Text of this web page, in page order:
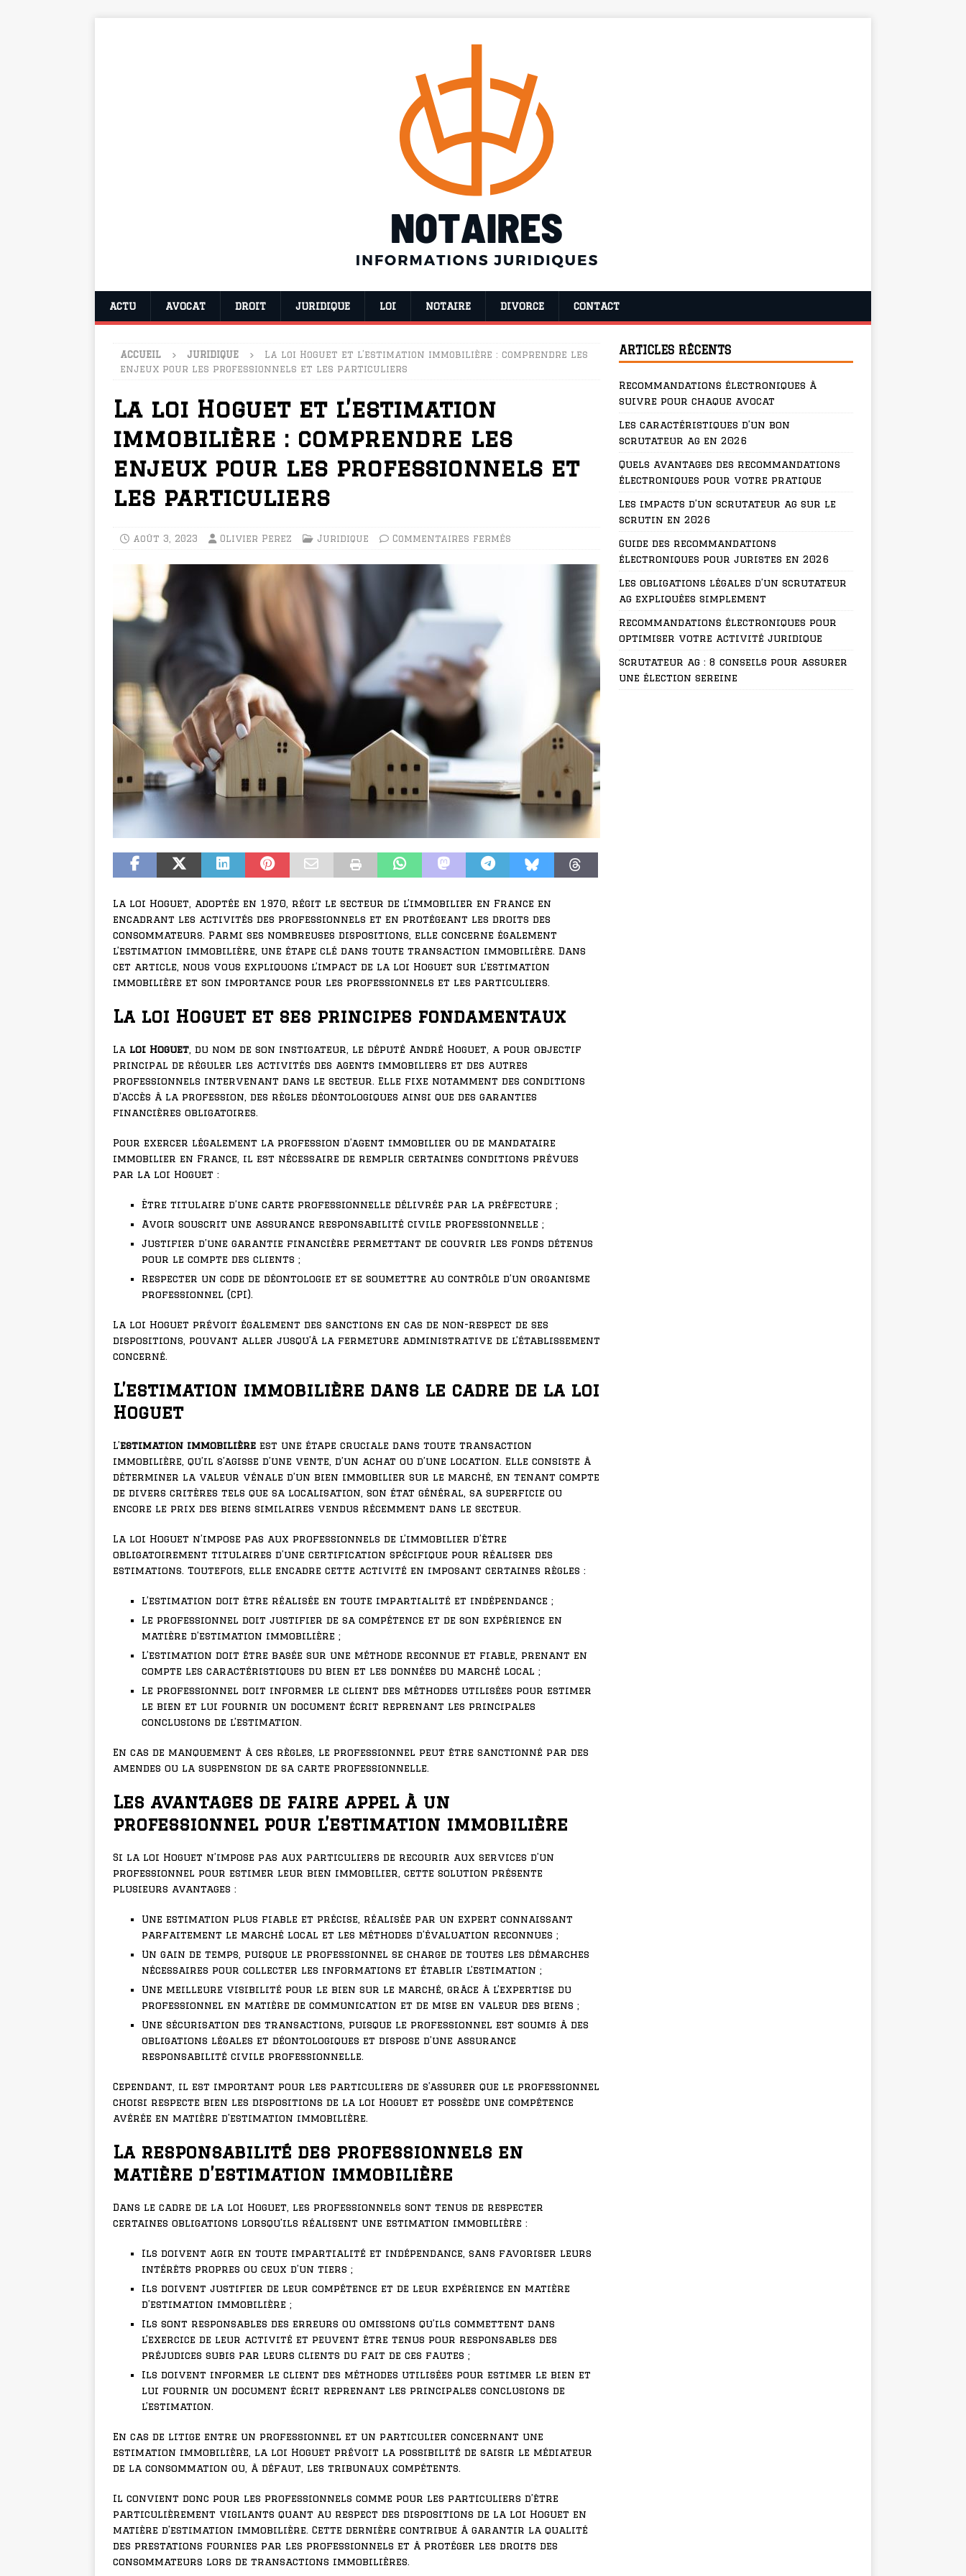
ACTU AVOCAT DROIT JURIDIQUE LOI NOTAIRE DIVORCE CONTACT
ACCUEIL JURIDIQUE
La loi Hoguet et l’estimation immobilière : comprendre les
enjeux pour les professionnels et les particuliers
La loi Hoguet et l’estimation
immobilière : comprendre les
enjeux pour les professionnels et
les particuliers
août 3, 2023 Olivier Perez Juridique Commentaires fermés
La loi Hoguet, adoptée en 1970, régit le secteur de l’immobilier en France en
encadrant les activités des professionnels et en protégeant les droits des
consommateurs. Parmi ses nombreuses dispositions, elle concerne également
l’estimation immobilière, une étape clé dans toute transaction immobilière. Dans
cet article, nous vous expliquons l’impact de la loi Hoguet sur l’estimation
immobilière et son importance pour les professionnels et les particuliers.
La loi Hoguet et ses principes fondamentaux
La loi Hoguet , du nom de son instigateur, le député André Hoguet, a pour objectif
principal de réguler les activités des agents immobiliers et des autres
professionnels intervenant dans le secteur. Elle fixe notamment des conditions
d’accès à la profession, des règles déontologiques ainsi que des garanties
financières obligatoires.
Pour exercer légalement la profession d’agent immobilier ou de mandataire
immobilier en France, il est nécessaire de remplir certaines conditions prévues
par la loi Hoguet :
Être titulaire d’une carte professionnelle délivrée par la préfecture ;
Avoir souscrit une assurance responsabilité civile professionnelle ;
Justifier d’une garantie financière permettant de couvrir les fonds détenus
pour le compte des clients ;
Respecter un code de déontologie et se soumettre au contrôle d’un organisme
professionnel (CPI).
La loi Hoguet prévoit également des sanctions en cas de non-respect de ses
dispositions, pouvant aller jusqu’à la fermeture administrative de l’établissement
concerné.
L’estimation immobilière dans le cadre de la loi
Hoguet
L’estimation immobilière est une étape cruciale dans toute transaction
immobilière, qu’il s’agisse d’une vente, d’un achat ou d’une location. Elle consiste à
déterminer la valeur vénale d’un bien immobilier sur le marché, en tenant compte
de divers critères tels que sa localisation, son état général, sa superficie ou
encore le prix des biens similaires vendus récemment dans le secteur.
La loi Hoguet n’impose pas aux professionnels de l’immobilier d’être
obligatoirement titulaires d’une certification spécifique pour réaliser des
estimations. Toutefois, elle encadre cette activité en imposant certaines règles :
L’estimation doit être réalisée en toute impartialité et indépendance ;
Le professionnel doit justifier de sa compétence et de son expérience en
matière d’estimation immobilière ;
L’estimation doit être basée sur une méthode reconnue et fiable, prenant en
compte les caractéristiques du bien et les données du marché local ;
Le professionnel doit informer le client des méthodes utilisées pour estimer
le bien et lui fournir un document écrit reprenant les principales
conclusions de l’estimation.
En cas de manquement à ces règles, le professionnel peut être sanctionné par des
amendes ou la suspension de sa carte professionnelle.
Les avantages de faire appel à un
professionnel pour l’estimation immobilière
Si la loi Hoguet n’impose pas aux particuliers de recourir aux services d’un
professionnel pour estimer leur bien immobilier, cette solution présente
plusieurs avantages :
Une estimation plus fiable et précise, réalisée par un expert connaissant
parfaitement le marché local et les méthodes d’évaluation reconnues ;
Un gain de temps, puisque le professionnel se charge de toutes les démarches
nécessaires pour collecter les informations et établir l’estimation ;
Une meilleure visibilité pour le bien sur le marché, grâce à l’expertise du
professionnel en matière de communication et de mise en valeur des biens ;
Une sécurisation des transactions, puisque le professionnel est soumis à des
obligations légales et déontologiques et dispose d’une assurance
responsabilité civile professionnelle.
Cependant, il est important pour les particuliers de s’assurer que le professionnel
choisi respecte bien les dispositions de la loi Hoguet et possède une compétence
avérée en matière d’estimation immobilière.
La responsabilité des professionnels en
matière d’estimation immobilière
Dans le cadre de la loi Hoguet, les professionnels sont tenus de respecter
certaines obligations lorsqu’ils réalisent une estimation immobilière :
Ils doivent agir en toute impartialité et indépendance, sans favoriser leurs
intérêts propres ou ceux d’un tiers ;
Ils doivent justifier de leur compétence et de leur expérience en matière
d’estimation immobilière ;
Ils sont responsables des erreurs ou omissions qu’ils commettent dans
l’exercice de leur activité et peuvent être tenus pour responsables des
préjudices subis par leurs clients du fait de ces fautes ;
Ils doivent informer le client des méthodes utilisées pour estimer le bien et
lui fournir un document écrit reprenant les principales conclusions de
l’estimation.
En cas de litige entre un professionnel et un particulier concernant une
estimation immobilière, la loi Hoguet prévoit la possibilité de saisir le médiateur
de la consommation ou, à défaut, les tribunaux compétents.
Il convient donc pour les professionnels comme pour les particuliers d’être
particulièrement vigilants quant au respect des dispositions de la loi Hoguet en
matière d’estimation immobilière. Cette dernière contribue à garantir la qualité
des prestations fournies par les professionnels et à protéger les droits des
consommateurs lors de transactions immobilières.
ARTICLES RÉCENTS
Recommandations électroniques à
suivre pour chaque avocat
Les caractéristiques d’un bon
scrutateur ag en 2026
Quels avantages des recommandations
électroniques pour votre pratique
Les impacts d’un scrutateur ag sur le
scrutin en 2026
Guide des recommandations
électroniques pour juristes en 2026
Les obligations légales d’un scrutateur
ag expliquées simplement
Recommandations électroniques pour
optimiser votre activité juridique
Scrutateur ag : 8 conseils pour assurer
une élection sereine